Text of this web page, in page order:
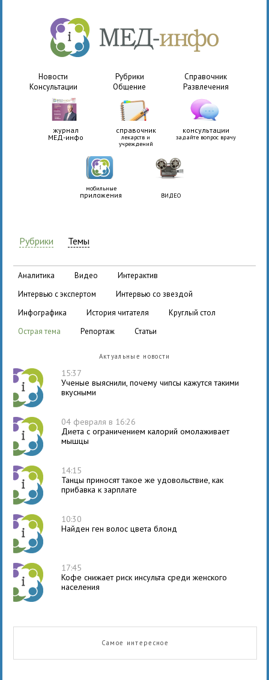
Новости Рубрики
Справочник
Консультации
Общение Развлечения
журнал
МЕД-инфо
справочник
лекарств и
учреждений
консультации
задайте вопрос врачу
мобильные
приложения ВИДЕО
Рубрики Темы
аналитика видео
интерактив
интервью с экспертом
интервью со звездой
инфографика
история читателя
круглый стол
острая тема
репортаж статьи
Актуальные новости
15:37
Ученые выяснили, почему чипсы кажутся такими
вкусными
04 февраля в 16:26
Диета с ограничением калорий омолаживает
мышцы
14:15
Танцы приносят такое же удовольствие, как
прибавка к зарплате
10:30
Найден ген волос цвета блонд
17:45
Кофе снижает риск инсульта среди женского
населения
Самое интересное